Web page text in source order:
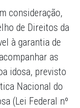
consideração,
de Direitos da
à garantia de
as
idosa, previsto
Nacional do
(Lei Federal nº